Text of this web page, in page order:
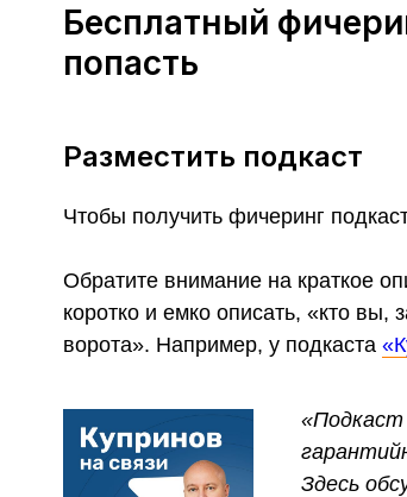
Бесплатный
попасть
Разместить подкаст
Чтобы получить фичеринг
Обратите внимание на краткое
коротко и емко описать, «кто
ворота». Например, у подкаста
«Подкаст
Здесь